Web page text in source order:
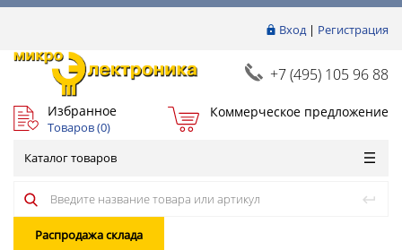
Вход| Регистрация
+7 (495) 105 96 88
Избранное
Товаров (0)
Коммерческое предложение
Каталог товаров
Распродажа склада